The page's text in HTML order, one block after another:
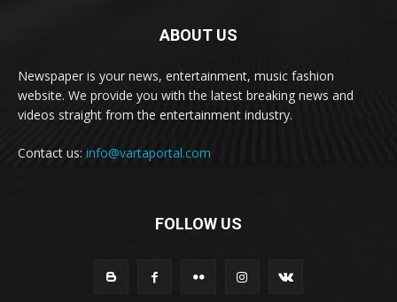
ABOUT US
Newspaper is your news, entertainment, music fashion
website. We provide you with the latest breaking news and
videos straight from the entertainment industry.
Contact us: info@vartaportal.com
FOLLOW US